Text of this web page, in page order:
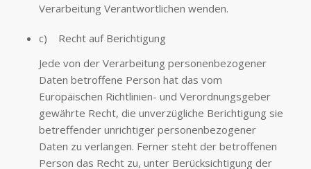
Verarbeitung Verantwortlichen wenden.
c) Recht auf Berichtigung
Jede von der Verarbeitung personenbezogener
Daten betroffene Person hat das vom
Europäischen Richtlinien- und Verordnungsgeber
gewährte Recht, die unverzügliche Berichtigung sie
betreffender unrichtiger personenbezogener
Daten zu verlangen. Ferner steht der betroffenen
Person das Recht zu, unter Berücksichtigung der